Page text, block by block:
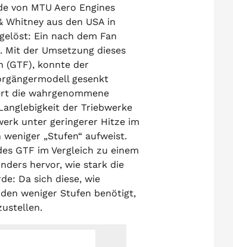
von MTU Aero Engines
aus den USA in
Ein nach dem Fan
der Umsetzung dieses
(GTF), konnte der
gesenkt
die wahrgenommene
der Triebwerke
unter geringerer Hitze im
„Stufen“ aufweist.
GTF im Vergleich zu einem
hervor, wie stark die
Da sich diese, wie
weniger Stufen benötigt,